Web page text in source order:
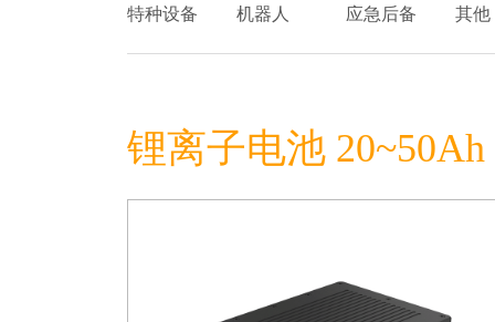
特种设备
机器人 应急后备 其他
锂离子电池